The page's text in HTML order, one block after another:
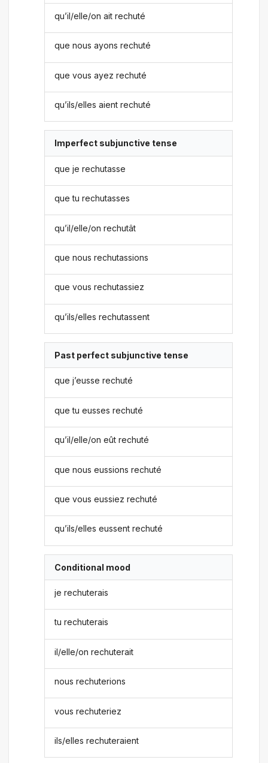
qu’il/elle/on ait rechuté
que nous ayons rechuté
que vous ayez rechuté
qu’ils/elles aient rechuté
Imperfect subjunctive tense
que je rechutasse
que tu rechutasses
qu’il/elle/on rechutât
que nous rechutassions
que vous rechutassiez
qu’ils/elles rechutassent
Past perfect subjunctive tense
que j’eusse rechuté
que tu eusses rechuté
qu’il/elle/on eût rechuté
que nous eussions rechuté
que vous eussiez rechuté
qu’ils/elles eussent rechuté
Conditional mood
je rechuterais
tu rechuterais
il/elle/on rechuterait
nous rechuterions
vous rechuteriez
ils/elles rechuteraient